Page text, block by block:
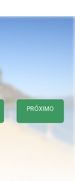
PRÓXIMO